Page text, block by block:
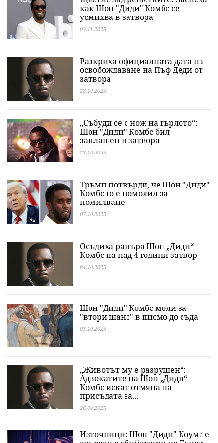
как Шон "Диди" Комбс се
усмихва в затвора
03.11.2025
Разкриха официалната дата на
освобождаване на Пъф Деди от
затвора
28.10.2025
„Събуди се с нож на гърлото“:
Шон "Диди" Комбс бил
заплашен в затвора
23.10.2025
Тръмп потвърди, че Шон "Диди"
Комбс го е помолил за
помилване
07.10.2025
Осъдиха рапъра Шон „Диди“
Комбс на над 4 години затвор
04.10.2025
​Шон "Диди" Комбс моли за
"втори шанс" в писмо до съда
03.10.2025
„Животът му е разрушен“:
Адвокатите на Шон „Диди“
Комбс искат отмяна на
присъдата за...
26.09.2025
Източници: Шон "Диди" Коумс е